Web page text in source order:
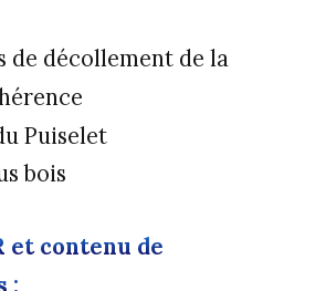
de décollement de la
Puiselet
bois
et contenu de
: